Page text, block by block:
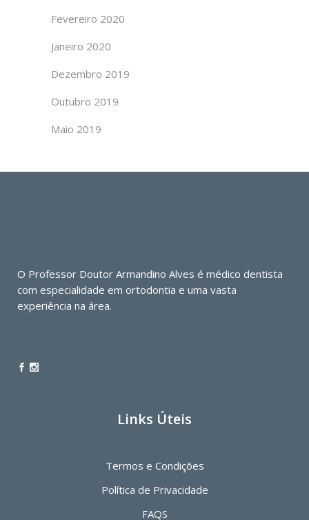
Fevereiro 2020
Janeiro 2020
Dezembro 2019
Outubro 2019
Maio 2019
O Professor Doutor Armandino Alves é médico dentista
com especialidade em ortodontia e uma vasta
experiência na área.
Links Úteis
Termos e Condições
Política de Privacidade
FAQS